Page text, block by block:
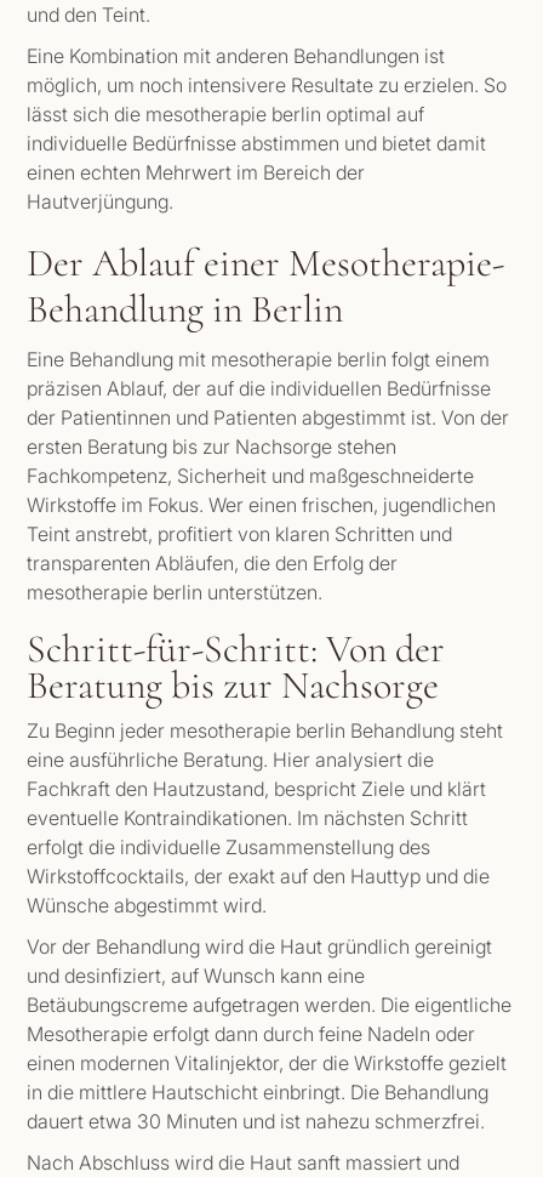
und den Teint.
Eine Kombination mit anderen Behandlungen ist
möglich, um noch intensivere Resultate zu erzielen. So
lässt sich die mesotherapie berlin optimal auf
individuelle Bedürfnisse abstimmen und bietet damit
einen echten Mehrwert im Bereich der
Hautverjüngung.
Der Ablauf einer Mesotherapie-
Behandlung in Berlin
Eine Behandlung mit mesotherapie berlin folgt einem
präzisen Ablauf, der auf die individuellen Bedürfnisse
der Patientinnen und Patienten abgestimmt ist. Von der
ersten Beratung bis zur Nachsorge stehen
Fachkompetenz, Sicherheit und maßgeschneiderte
Wirkstoffe im Fokus. Wer einen frischen, jugendlichen
Teint anstrebt, profitiert von klaren Schritten und
transparenten Abläufen, die den Erfolg der
mesotherapie berlin unterstützen.
Schritt-für-Schritt: Von der
Beratung bis zur Nachsorge
Zu Beginn jeder mesotherapie berlin Behandlung steht
eine ausführliche Beratung. Hier analysiert die
Fachkraft den Hautzustand, bespricht Ziele und klärt
eventuelle Kontraindikationen. Im nächsten Schritt
erfolgt die individuelle Zusammenstellung des
Wirkstoffcocktails, der exakt auf den Hauttyp und die
Wünsche abgestimmt wird.
Vor der Behandlung wird die Haut gründlich gereinigt
und desinfiziert, auf Wunsch kann eine
Betäubungscreme aufgetragen werden. Die eigentliche
Mesotherapie erfolgt dann durch feine Nadeln oder
einen modernen Vitalinjektor, der die Wirkstoffe gezielt
in die mittlere Hautschicht einbringt. Die Behandlung
dauert etwa 30 Minuten und ist nahezu schmerzfrei.
Nach Abschluss wird die Haut sanft massiert und